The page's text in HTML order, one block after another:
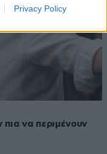
Privacy Policy
να περιμένουν